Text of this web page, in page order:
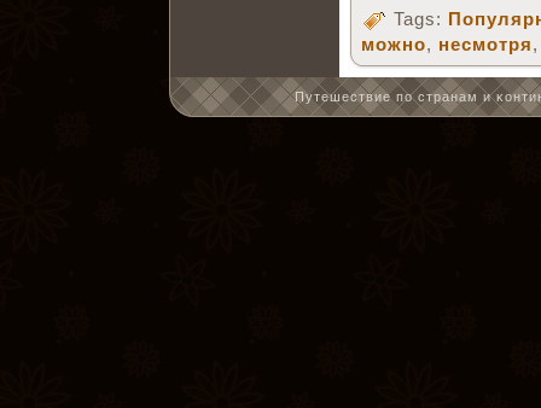
Tags:
можно, несмотря
Путешествие по странам и